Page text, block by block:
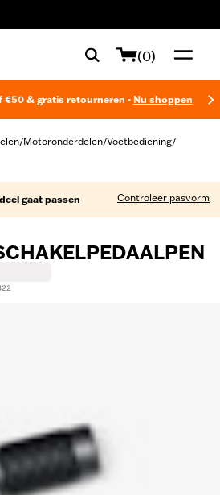
(0)
€50 & gratis retourneren - Nu shoppen
/Motoronderdelen/Voetbediening/
gaat passen Controleer pasvorm